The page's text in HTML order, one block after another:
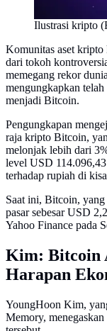
Ilustrasi kripto
Komunitas aset kripto
dari tokoh
memegang rekor
mengungkapkan
menjadi Bitcoin.
Pengungkapan
raja kripto Bitcoin,
melonjak lebih dari
level USD
terhadap rupiah di
Saat ini, Bitcoin,
pasar sebesar USD
Yahoo Finance pada
Kim: Bitcoin
Harapan
YoungHoon Kim,
Memory,